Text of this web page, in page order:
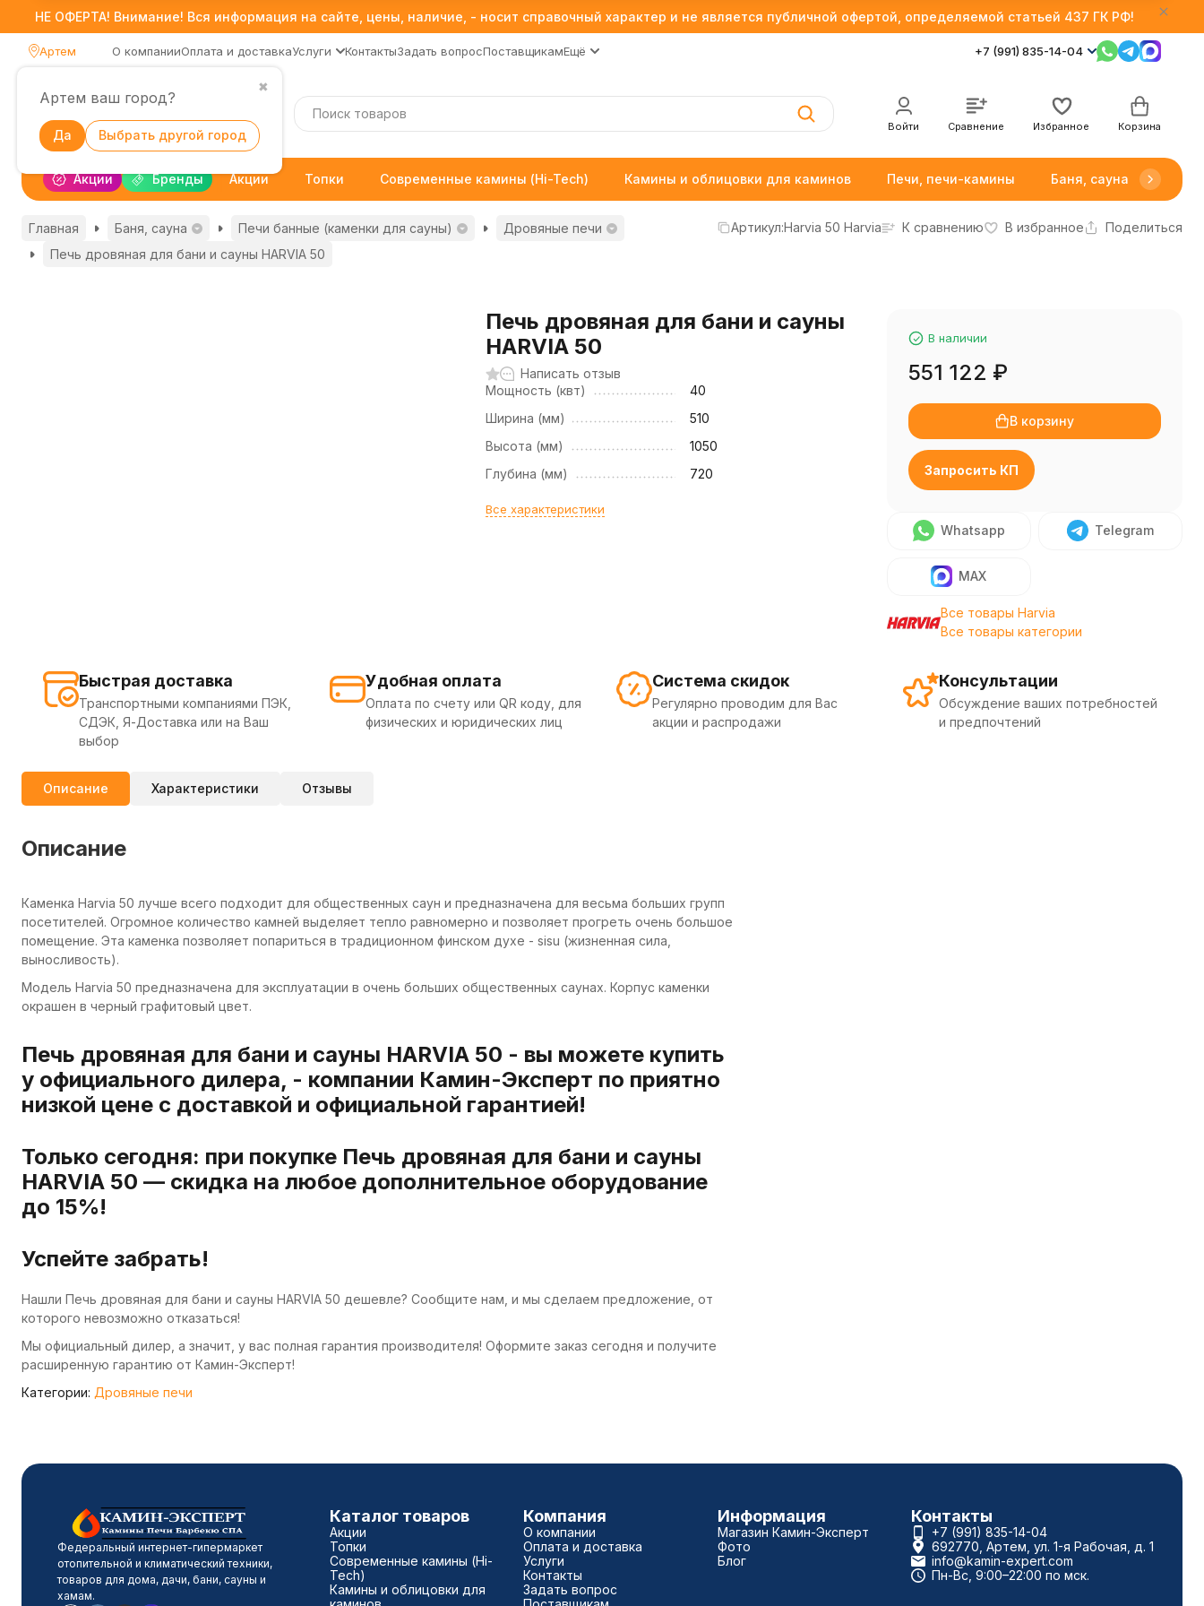
НЕ ОФЕРТА! Внимание! Вся информация на сайте, цены, наличие, - носит справочный характер и не является публичной офертой, определяемой статьей 437 ГК РФ!
Артем
✖
Артем ваш город?
Да Выбрать другой город
О компанииОплата и доставкаУслуги КонтактыЗадать вопросПоставщикамЕщё +7 (991) 835-14-04
Войти Сравнение Избранное Корзина
Акции Бренды Акции Топки Современные камины (Hi-Tech) Камины и облицовки для каминов Печи, печи-камины Баня, сауна
Главная Баня, сауна Печи банные (каменки для сауны)
Дровяные печи
Печь дровяная для бани и сауны HARVIA 50
Артикул:Harvia 50 Harvia К сравнению В избранное Поделиться
Печь дровяная для бани и сауны
HARVIA 50
Написать отзыв
Мощность (квт)
40
Ширина (мм)
510
Высота (мм)
1050
Глубина (мм)
720
Все характеристики
В наличии
551 122 ₽
В корзину
Запросить КП
Whatsapp Telegram
MAX
Все товары Harvia
Все товары категории
Быстрая доставка
Транспортными компаниями ПЭК,
СДЭК, Я-Доставка или на Ваш
выбор
Удобная оплата
Оплата по счету или QR коду, для
физических и юридических лиц
Система скидок
Регулярно проводим для Вас
акции и распродажи
Консультации
Обсуждение ваших потребностей
и предпочтений
Описание Характеристики Отзывы
Описание
Каменка Harvia 50 лучше всего подходит для общественных саун и предназначена для весьма больших групп
посетителей. Огромное количество камней выделяет тепло равномерно и позволяет прогреть очень большое
помещение. Эта каменка позволяет попариться в традиционном финском духе - sisu (жизненная сила,
выносливость).
Модель Harvia 50 предназначена для эксплуатации в очень больших общественных саунах. Корпус каменки
окрашен в черный графитовый цвет.
Печь дровяная для бани и сауны HARVIA 50 - вы можете купить
у официального дилера, - компании Камин-Эксперт по приятно
низкой цене с доставкой и официальной гарантией!
Только сегодня: при покупке Печь дровяная для бани и сауны
HARVIA 50 — скидка на любое дополнительное оборудование
до 15%!
Успейте забрать!
Нашли Печь дровяная для бани и сауны HARVIA 50 дешевле? Сообщите нам, и мы сделаем предложение, от
которого невозможно отказаться!
Мы официальный дилер, а значит, у вас полная гарантия производителя! Оформите заказ сегодня и получите
расширенную гарантию от Камин-Эксперт!
Категории: Дровяные печи
Федеральный интернет-гипермаркет
отопительной и климатический техники,
товаров для дома, дачи, бани, сауны и
хамам.
Каталог товаров
Акции
Топки
Современные камины (Hi-
Tech)
Камины и облицовки для
Компания
О компании
Оплата и доставка
Услуги
Контакты
Задать вопрос
Информация
Магазин Камин-Эксперт
Фото
Блог
Контакты
+7 (991) 835-14-04
692770, Артем, ул. 1-я Рабочая, д. 1
info@kamin-expert.com
Пн-Вс, 9:00–22:00 по мск.